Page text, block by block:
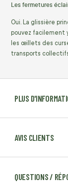
PLUS
AVIS CLIENTS
QUESTIONS /
Les fermetures
Oui. La glissière
pouvez facilement
les œillets des
transports